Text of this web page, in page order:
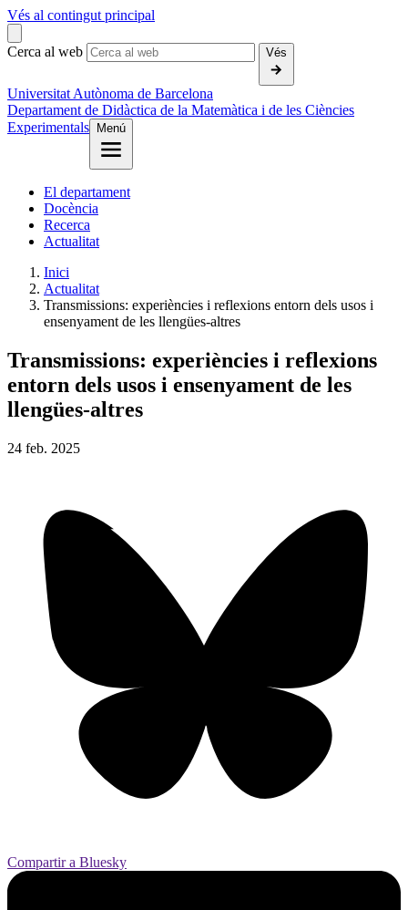
Vés al contingut principal
Cerca al web Vés
Universitat Autònoma de Barcelona
Departament de Didàctica de la Matemàtica i de les Ciències
Experimentals
Menú
El departament
Docència
Recerca
Actualitat
Inici
Actualitat
Transmissions: experiències i reflexions entorn dels usos i
ensenyament de les llengües-altres
Transmissions: experiències i reflexions
entorn dels usos i ensenyament de les
llengües-altres
24 feb. 2025
Compartir a Bluesky